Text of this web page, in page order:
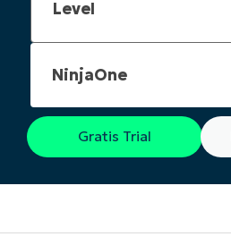
NinjaOne
Gratis Trial